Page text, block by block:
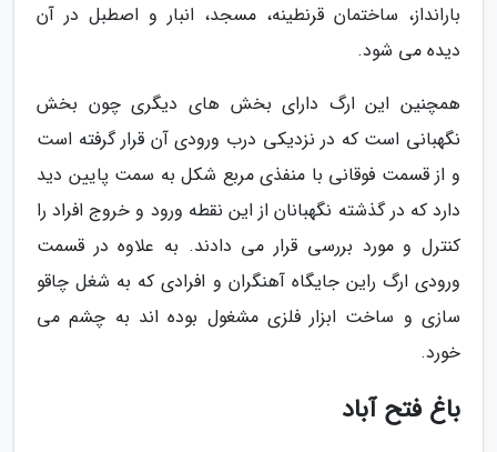
بارانداز، ساختمان قرنطینه، مسجد، انبار و اصطبل در آن
دیده می شود.
همچنین این ارگ دارای بخش های دیگری چون بخش
نگهبانی است که در نزدیکی درب ورودی آن قرار گرفته است
و از قسمت فوقانی با منفذی مربع شکل به سمت پایین دید
دارد که در گذشته نگهبانان از این نقطه ورود و خروج افراد را
کنترل و مورد بررسی قرار می دادند. به علاوه در قسمت
ورودی ارگ راین جایگاه آهنگران و افرادی که به شغل چاقو
سازی و ساخت ابزار فلزی مشغول بوده اند به چشم می
خورد.
باغ فتح آباد